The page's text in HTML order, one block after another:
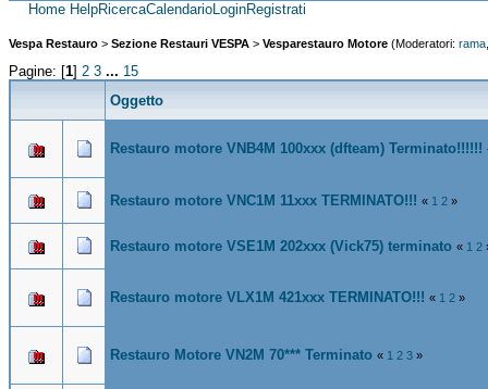
Home HelpRicercaCalendarioLoginRegistrati
Vespa Restauro > Sezione Restauri VESPA > Vesparestauro Motore (Moderatori: rama
Pagine: [1] 2 3 ... 15
Oggetto
Restauro motore VNB4M 100xxx (dfteam) Terminato!!!!!!
Restauro motore VNC1M 11xxx TERMINATO!!! « 1 2 »
Restauro motore VSE1M 202xxx (Vick75) terminato « 1 2
Restauro motore VLX1M 421xxx TERMINATO!!! « 1 2 »
Restauro Motore VN2M 70*** Terminato « 1 2 3 »